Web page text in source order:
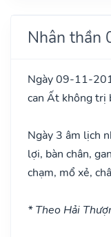
Nhân thần
Ngày 09-11-
can Ất không trị
Ngày 3 âm lịch
lợi, bàn chân,
chạm, mổ xẻ,
* Theo Hải